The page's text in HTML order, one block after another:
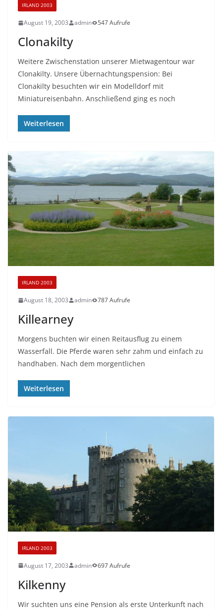
IRLAND 2003
August 19, 2003 admin 547 Aufrufe
Clonakilty
Weitere Zwischenstation unserer Mietwagentour war
Clonakilty. Unsere Übernachtungspension: Bei
Clonakilty besuchten wir ein Modelldorf mit
Miniatureisenbahn. Anschließend ging es noch
Weiterlesen
IRLAND 2003
August 18, 2003 admin 787 Aufrufe
Killearney
Morgens buchten wir einen Reitausflug zu einem
Wasserfall. Die Pferde waren sehr zahm und einfach zu
handhaben. Nach dem morgentlichen
Weiterlesen
IRLAND 2003
August 17, 2003 admin 697 Aufrufe
Kilkenny
Wir suchten uns eine Pension als erste Unterkunft nach